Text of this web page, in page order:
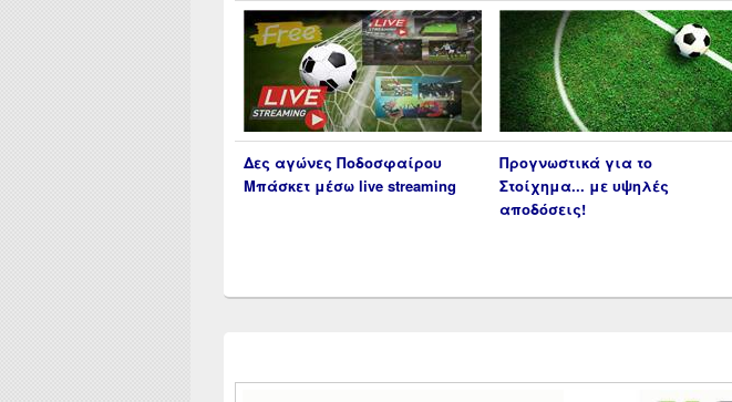
Δες αγώνες Ποδοσφαίρου
Μπάσκετ μέσω live streaming
Προγνωστικά για το
Στοίχημα... με υψηλές
αποδόσεις!